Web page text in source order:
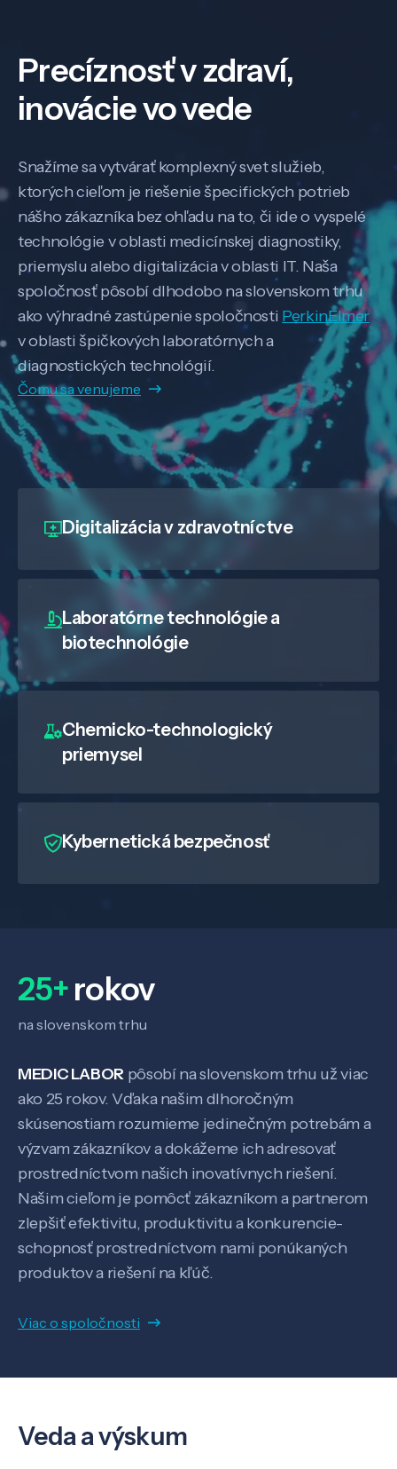
Veda a výskum
Precíznosť v zdraví,
inovácie vo vede
Snažíme sa vytvárať komplexný svet služieb,
ktorých cieľom je riešenie špecifických potrieb
nášho zákazníka bez ohľadu na to, či ide o vyspelé
technológie v oblasti medicínskej diagnostiky,
priemyslu alebo digitalizácia v oblasti IT. Naša
spoločnosť pôsobí dlhodobo na slovenskom trhu
ako výhradné zastúpenie spoločnosti PerkinElmer
v oblasti špičkových laboratórnych a
diagnostických technológií.
Čomu sa venujeme
Digitalizáciav zdravotníctve
Laboratórne technológie a
biotechnológie
Chemicko-technologický
priemysel
Kybernetická bezpečnosť
25+rokov
na slovenskom trhu
MEDIC LABOR pôsobí na slovenskom trhu už viac
ako 25 rokov. Vďaka našim dlhoročným
skúsenostiam rozumieme jedinečným potrebám a
výzvam zákazníkov a dokážeme ich adresovať
prostredníctvom našich inovatívnych riešení.
Našim cieľom je pomôcť zákazníkom a partnerom
zlepšiť efektivitu, produktivitu a konkurencie-
schopnosť prostredníctvom nami ponúkaných
produktov a riešení na kľúč.
Viac o spoločnosti
Veda a výskum